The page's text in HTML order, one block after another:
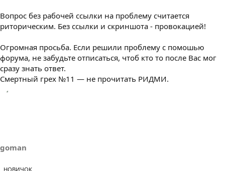
Вопрос без рабочей ссылки на проблему считается
риторическим. Без ссылки и скриншота - провокацией!
Огромная просьба. Если решили проблему с помошью
форума, не забудьте отписаться, чтоб кто то после Вас мог
сразу знать ответ.
Смертный грех №11 — не прочитать РИДМИ.
goman
НОВИЧОК